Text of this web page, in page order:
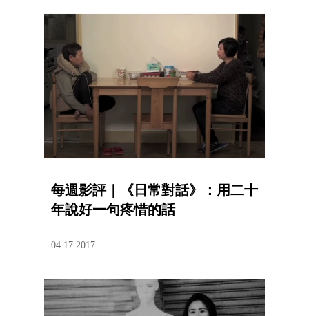
每週影評｜《日常對話》：用二十
年說好一句疼惜的話
04.17.2017